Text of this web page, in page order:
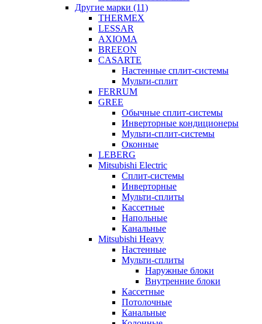
Другие марки (11)
THERMEX
LESSAR
AXIOMA
BREEON
CASARTE
Настенные сплит-системы
Мульти-сплит
FERRUM
GREE
Обычные сплит-системы
Инверторные кондиционеры
Мульти-сплит-системы
Оконные
LEBERG
Mitsubishi Electric
Cплит-системы
Инверторные
Мульти-сплиты
Кассетные
Напольные
Канальные
Mitsubishi Heavy
Настенные
Мульти-сплиты
Наружные блоки
Внутренние блоки
Кассетные
Потолочные
Канальные